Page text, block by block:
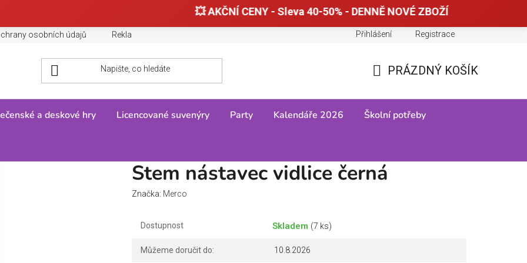
💥 AKČNÍ CENY - Sleva 40-50% - DENNĚ NOVÉ ZBOŽÍ
osobních údajů Reklamace, výměny a vrácení zboží Tabulky velikostí
Přihlášení Registrace
KOŠÍK
PRÁZDNÝ KOŠÍK
a deskové hry Licencované suvenýry Party Kalendáře 2026 Školní potřeby
Stem nástavec vidlice černá
Značka: Merco
Dostupnost Skladem (7 ks)
Můžeme doručit do: 10.8.2026